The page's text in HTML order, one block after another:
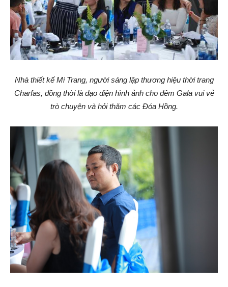
Nhà thiết kế Mi Trang, người sáng lập thương hiệu thời trang
Charfas, đồng thời là đạo diện hình ảnh cho đêm Gala vui vẻ
trò chuyện và hỏi thăm các Đóa Hồng.